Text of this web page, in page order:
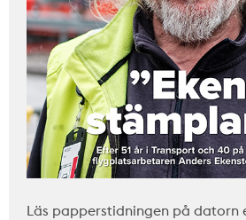
Läs papperstidningen på datorn